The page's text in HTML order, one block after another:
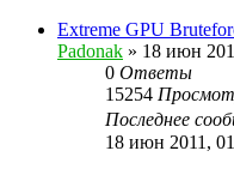
Extreme GPU
Padonak » 18 июн
0 Ответы
15254
Последнее
18 июн 2011,